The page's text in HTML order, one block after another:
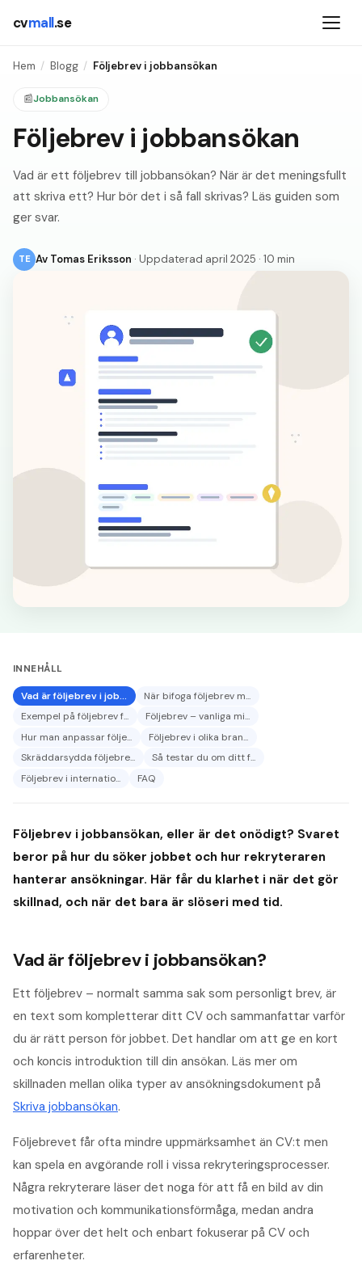
cvmall.se
Hem / Blogg / Följebrev i jobbansökan
📰Jobbansökan
Följebrev i jobbansökan
Vad är ett följebrev till jobbansökan? När är det meningsfullt
att skriva ett? Hur bör det i så fall skrivas? Läs guiden som
ger svar.
TE Av Tomas Eriksson · Uppdaterad april 2025 · 10 min
INNEHÅLL
Vad är följebrev i job...
När bifoga följebrev m...
Exempel på följebrev f...
Följebrev – vanliga mi...
Hur man anpassar följe...
Följebrev i olika bran...
Skräddarsydda följebre...
Så testar du om ditt f...
Följebrev i internatio...
FAQ
Följebrev i jobbansökan, eller är det onödigt? Svaret
beror på hur du söker jobbet och hur rekryteraren
hanterar ansökningar. Här får du klarhet i när det gör
skillnad, och när det bara är slöseri med tid.
Vad är följebrev i jobbansökan?
Ett följebrev – normalt samma sak som personligt brev, är
en text som kompletterar ditt CV och sammanfattar varför
du är rätt person för jobbet. Det handlar om att ge en kort
och koncis introduktion till din ansökan. Läs mer om
skillnaden mellan olika typer av ansökningsdokument på
Skriva jobbansökan.
Följebrevet får ofta mindre uppmärksamhet än CV:t men
kan spela en avgörande roll i vissa rekryteringsprocesser.
Några rekryterare läser det noga för att få en bild av din
motivation och kommunikationsförmåga, medan andra
hoppar över det helt och enbart fokuserar på CV och
erfarenheter.